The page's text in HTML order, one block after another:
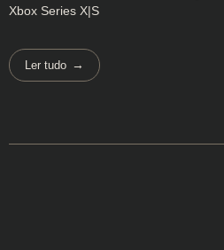
Xbox Series X|S
Ler tudo